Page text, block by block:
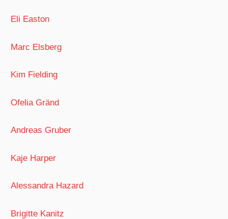
Eli Easton
Marc Elsberg
Kim Fielding
Ofelia Gränd
Andreas Gruber
Kaje Harper
Alessandra Hazard
Brigitte Kanitz